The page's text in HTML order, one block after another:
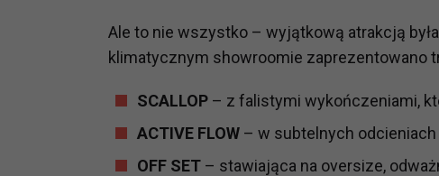
Ale to nie wszystko – wyjątkową atrakcją
klimatycznym showroomie zaprezentowano
SCALLOP – z falistymi wykończeniami,
ACTIVE FLOW – w subtelnych
OFF SET – stawiająca na oversize,